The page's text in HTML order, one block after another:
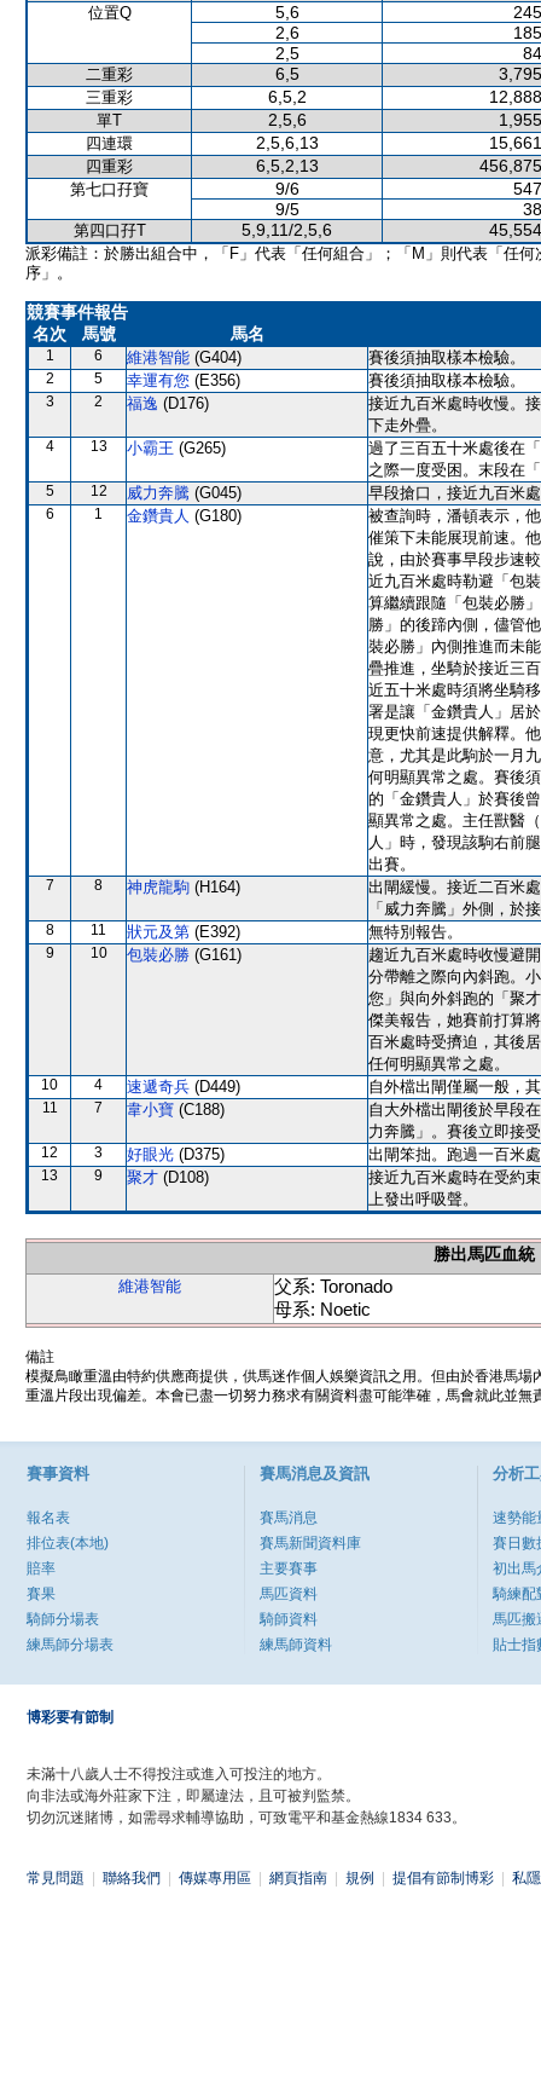
位置Q 5,6
2,6
2,5
二重彩 6,5
三重彩 6,5,2
單T 2,5,6
四連環 2,5,6,13
四重彩 6,5,2,13
第七口孖寶 9/6
9/5
第四口孖T 5,9,11/2,5,6
派彩備註：於勝出組合中，「F」代表「任何組合」；「M」則代表「任何
序」。
競賽事件報告
名次
馬號 馬名
1 6 維港智能 (G404) 賽後須抽取樣本檢驗。
2 5 幸運有您 (E356) 賽後須抽取樣本檢驗。
3 2 福逸 (D176)
接近九百米處時收慢。
下走外疊。
4 13 小霸王 (G265)
過了三百五十米處後在
之際一度受困。末段在
5 12 威力奔騰 (G045) 早段搶口，接近九百米
6 1 金鑽貴人 (G180)
被查詢時，潘頓表示，
催策下未能展現前速。
說，由於賽事早段步速
近九百米處時勒避「包
算繼續跟隨「包裝必勝
勝」的後蹄內側，儘管
裝必勝」內側推進而未
疊推進，坐騎於接近三
近五十米處時須將坐騎
署是讓「金鑽貴人」居
現更快前速提供解釋。
意，尤其是此駒於一月
何明顯異常之處。賽後
的「金鑽貴人」於賽後
顯異常之處。主任獸醫
人」時，發現該駒右前
出賽。
7 8 神虎龍駒 (H164)
出閘緩慢。接近二百米
「威力奔騰」外側，於
8 11 狀元及第 (E392) 無特別報告。
9 10 包裝必勝 (G161)
趨近九百米處時收慢避
分帶離之際向內斜跑。
您」與向外斜跑的「聚
傑美報告，她賽前打算
百米處時受擠迫，其後
任何明顯異常之處。
10 4 速遞奇兵 (D449) 自外檔出閘僅屬一般，
11 7 韋小寶 (C188)
自大外檔出閘後於早段
力奔騰」。賽後立即接
12 3 好眼光 (D375) 出閘笨拙。跑過一百米
13 9 聚才 (D108)
接近九百米處時在受約
上發出呼吸聲。
勝出馬匹血統
維港智能
父系: Toronado
母系: Noetic
備註
模擬鳥瞰重溫由特約供應商提供，供馬迷作個人娛樂資訊之用。但由於香港馬
重溫片段出現偏差。本會已盡一切努力務求有關資料盡可能準確，馬會就此並
賽事資料
報名表
排位表(本地)
賠率
賽果
騎師分場表
練馬師分場表
賽馬消息及資訊
賽馬消息
賽馬新聞資料庫
主要賽事
馬匹資料
騎師資料
練馬師資料
分析
速勢能
賽日數
初出馬
騎練配
馬匹搬
貼士指
博彩要有節制
未滿十八歲人士不得投注或進入可投注的地方。
向非法或海外莊家下注，即屬違法，且可被判監禁。
切勿沉迷賭博，如需尋求輔導協助，可致電平和基金熱線1834 633。
常見問題 聯絡我們 傳媒專用區 網頁指南 規例 提倡有節制博彩 私